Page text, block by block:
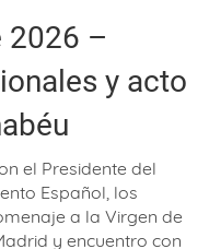
2026 –
y acto
el Presidente del
Español, los
a la Virgen de
y encuentro con